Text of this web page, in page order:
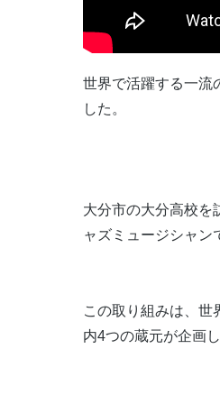
世界で活躍する一流
した。
大分市の大分高校を
ャズミュージシャン
この取り組みは、世
内4つの蔵元が企画